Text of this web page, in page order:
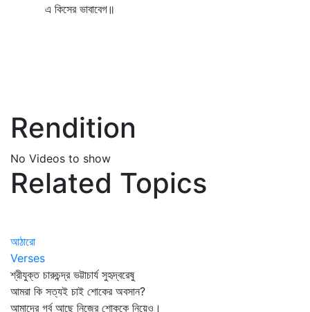
এ কিসের ভাবাবেগ॥
Rendition
No Videos to show
Related Topics
আঠারো
Verses
শ্রীযুক্ত চারুচন্দ্র ভট্টাচার্য সুহৃদ্‌বরেষু
আমরা কি সত্যই চাই শোকের অবসান?
আমাদের গর্ব আছে নিজের শোককে নিয়েও।